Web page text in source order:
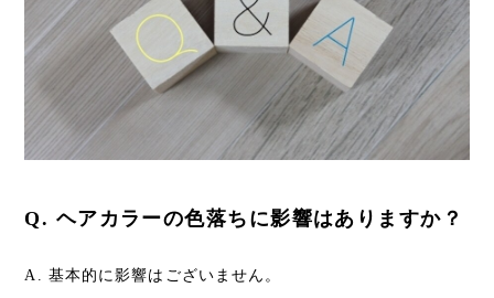
Q. ヘアカラーの色落ちに影響はありますか？
A. 基本的に影響はございません。